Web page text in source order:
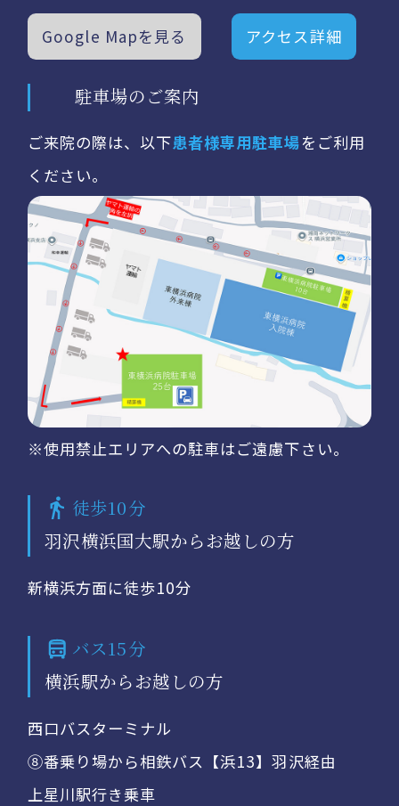
Google Mapを見る アクセス詳細
駐車場のご案内
ご来院の際は、以下患者様専用駐車場をご利用
ください。
※使用禁止エリアへの駐車はご遠慮下さい。
徒歩10分
羽沢横浜国大駅からお越しの方
新横浜方面に徒歩10分
バス15分
横浜駅からお越しの方
西口バスターミナル
⑧番乗り場から相鉄バス【浜13】羽沢経由
上星川駅行き乗車